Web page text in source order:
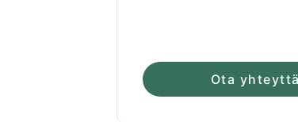
Ota yhteyttä